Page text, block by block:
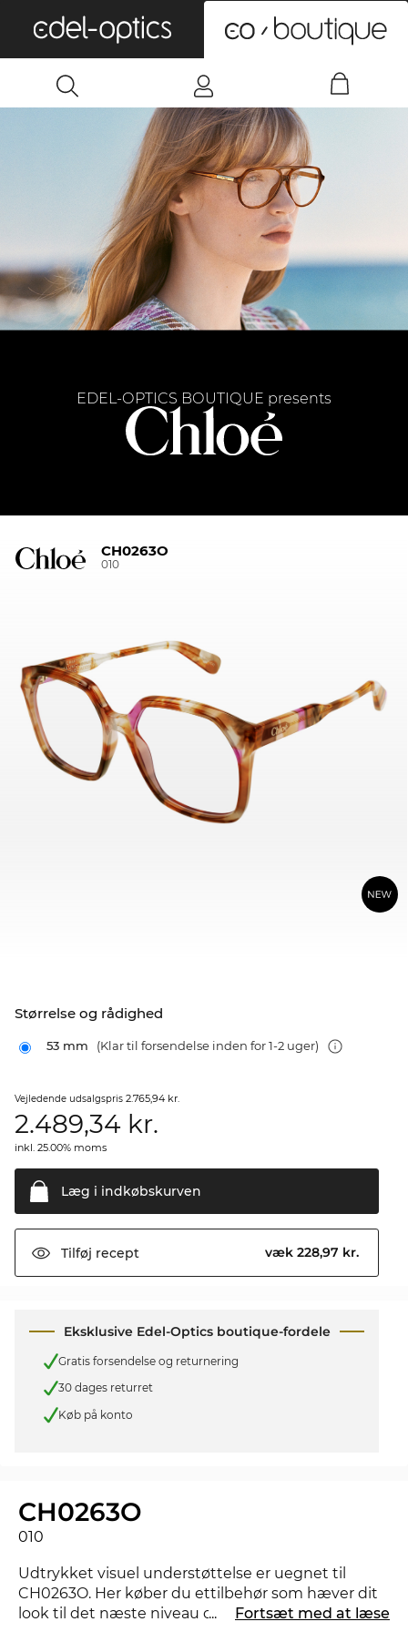
EDEL-OPTICS BOUTIQUE presents
CH0263O
010
Størrelse og rådighed
53 mm (Klar til forsendelse inden for 1-2 uger)
Vejledende udsalgspris 2.765,94 kr.
2.489,34 kr.
inkl. 25.00% moms
Læg i indkøbskurven
Tilføj recept væk 228,97 kr.
Eksklusive Edel-Optics boutique-fordele
Gratis forsendelse og returnering
30 dages returret
Køb på konto
CH0263O
010
Udtrykket visuel understøttelse er uegnet til
CH0263O. Her køber du ettilbehør som hæver dit
look til det næste niveau og viser, at du har styr på
... Fortsæt med at læse